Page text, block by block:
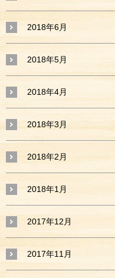
2018年6月
2018年5月
2018年4月
2018年3月
2018年2月
2018年1月
2017年12月
2017年11月